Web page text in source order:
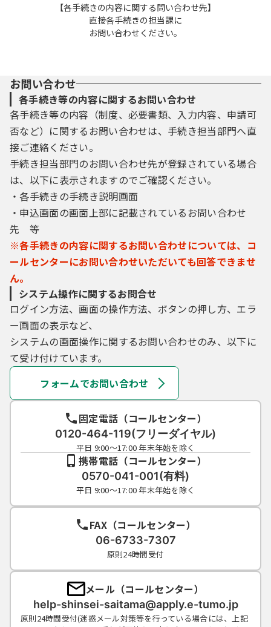
【各手続きの内容に関する問い合わせ先】
直接各手続きの担当課に
お問い合わせください。
お問い合わせ
各手続き等の内容に関するお問い合わせ
各手続き等の内容（制度、必要書類、入力内容、申請可
否など）に関するお問い合わせは、手続き担当部門へ直
接ご連絡ください。
手続き担当部門のお問い合わせ先が登録されている場合
は、以下に表示されますのでご確認ください。
・各手続きの手続き説明画面
・申込画面の画面上部に記載されているお問い合わせ
先 等
※各手続きの内容に関するお問い合わせについては、コ
ールセンターにお問い合わせいただいても回答できませ
ん。
システム操作に関するお問合せ
ログイン方法、画面の操作方法、ボタンの押し方、エラ
ー画面の表示など、
システムの画面操作に関するお問い合わせのみ、以下に
て受け付けています。
フォームでお問い合わせ
固定電話（コールセンター）
0120-464-119(フリーダイヤル)
平日 9:00～17:00 年末年始を除く
携帯電話（コールセンター）
0570-041-001(有料)
平日 9:00～17:00 年末年始を除く
FAX（コールセンター）
06-6733-7307
原則24時間受付
メール（コールセンター）
help-shinsei-saitama@apply.e-tumo.jp
原則24時間受付(迷惑メール対策等を行っている場合には、上記